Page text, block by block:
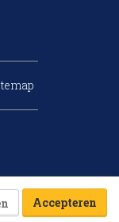
Accepteren